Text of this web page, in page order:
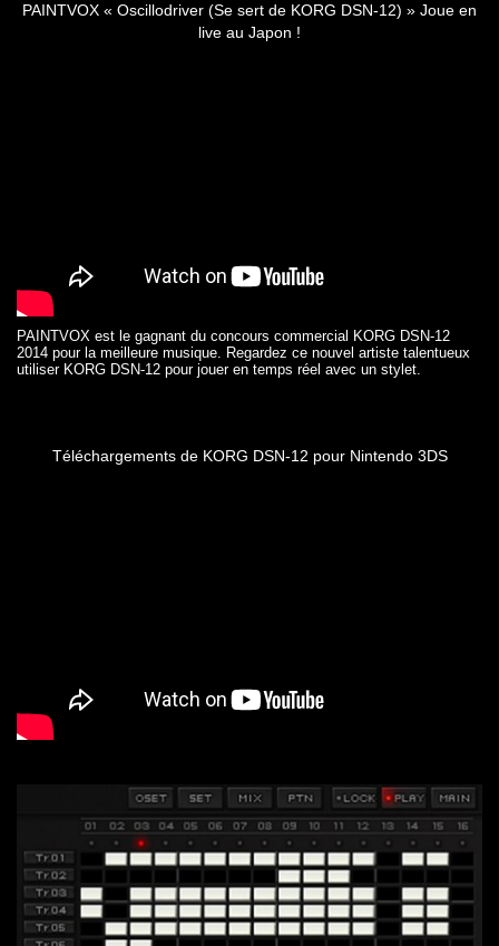
PAINTVOX « Oscillodriver (Se sert de KORG DSN-12) » Joue en
live au Japon !
PAINTVOX est le gagnant du concours commercial KORG DSN-12
2014 pour la meilleure musique. Regardez ce nouvel artiste talentueux
utiliser KORG DSN-12 pour jouer en temps réel avec un stylet.
Téléchargements de KORG DSN-12 pour Nintendo 3DS